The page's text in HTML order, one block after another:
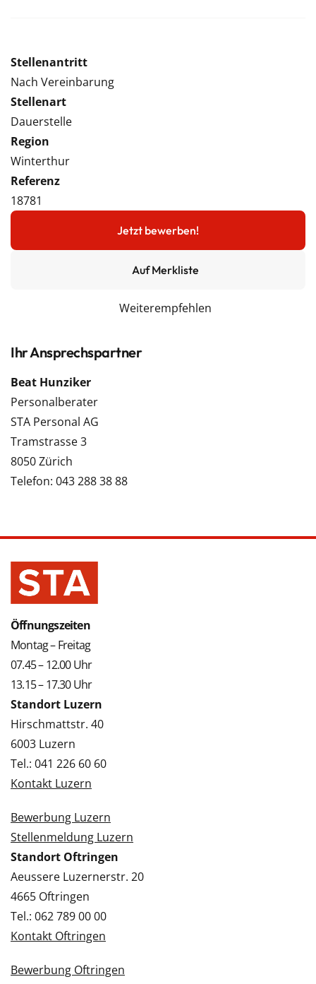
Stellenantritt
Nach Vereinbarung
Stellenart
Dauerstelle
Region
Winterthur
Referenz
18781
Jetzt bewerben!
Auf Merkliste
Weiterempfehlen
Ihr Ansprechspartner
Beat Hunziker
Personalberater
STA Personal AG
Tramstrasse 3
8050 Zürich
Telefon: 043 288 38 88
Öffnungszeiten
Montag – Freitag
07.45 – 12.00 Uhr
13.15 – 17.30 Uhr
Standort Luzern
Hirschmattstr. 40
6003 Luzern
Tel.: 041 226 60 60
Kontakt Luzern
Bewerbung Luzern
Stellenmeldung Luzern
Standort Oftringen
Aeussere Luzernerstr. 20
4665 Oftringen
Tel.: 062 789 00 00
Kontakt Oftringen
Bewerbung Oftringen